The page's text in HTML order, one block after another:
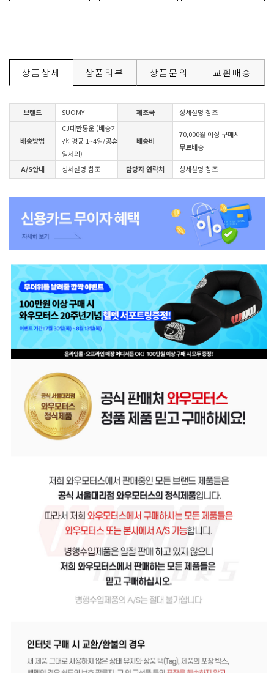
상품상세 상품리뷰 상품문의 교환배송
브랜드 SUOMY 제조국 상세설명 참조
배송방법
CJ대한통운 (배송기
간: 평균 1~4일/공휴
일제외)
배송비
70,000원 이상 구매시
무료배송
A/S안내 상세설명 참조 담당자 연락처 상세설명 참조